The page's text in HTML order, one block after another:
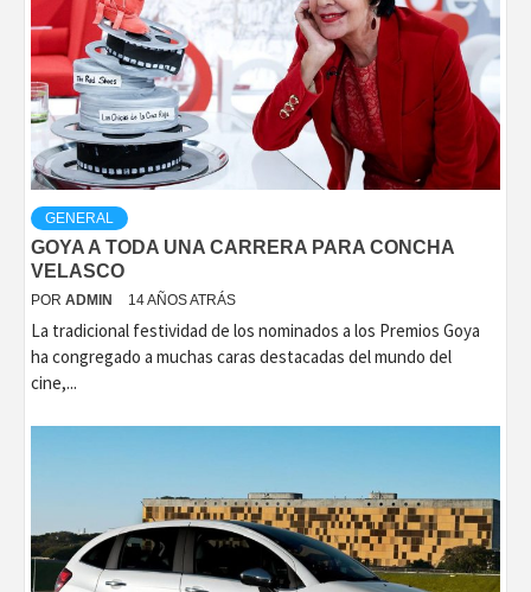
GENERAL
GOYA A TODA UNA CARRERA PARA CONCHA
VELASCO
POR ADMIN 14 AÑOS ATRÁS
La tradicional festividad de los nominados a los Premios Goya
ha congregado a muchas caras destacadas del mundo del
cine,...